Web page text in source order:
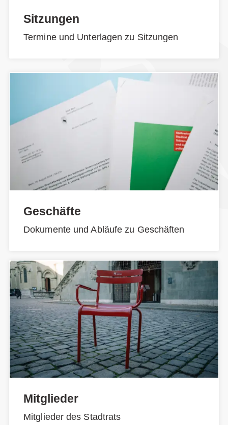
Sitzungen
Termine und Unterlagen zu Sitzungen
Geschäfte
Dokumente und Abläufe zu Geschäften
Mitglieder
Mitglieder des Stadtrats